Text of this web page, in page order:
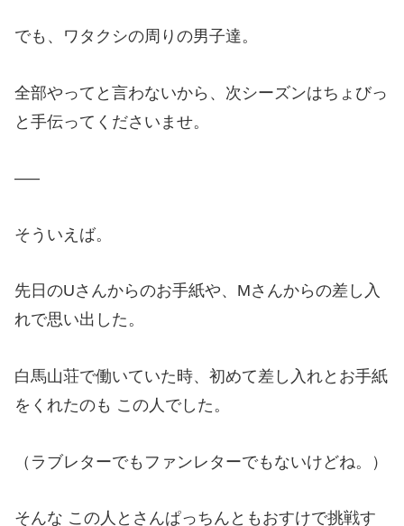
でも、ワタクシの周りの男子達。
全部やってと言わないから、次シーズンはちょびっ
と手伝ってくださいませ。
—–
そういえば。
先日のUさんからのお手紙や、Mさんからの差し入
れで思い出した。
白馬山荘で働いていた時、初めて差し入れとお手紙
をくれたのも この人でした。
（ラブレターでもファンレターでもないけどね。）
そんな この人とさんぱっちんともおすけで挑戦す